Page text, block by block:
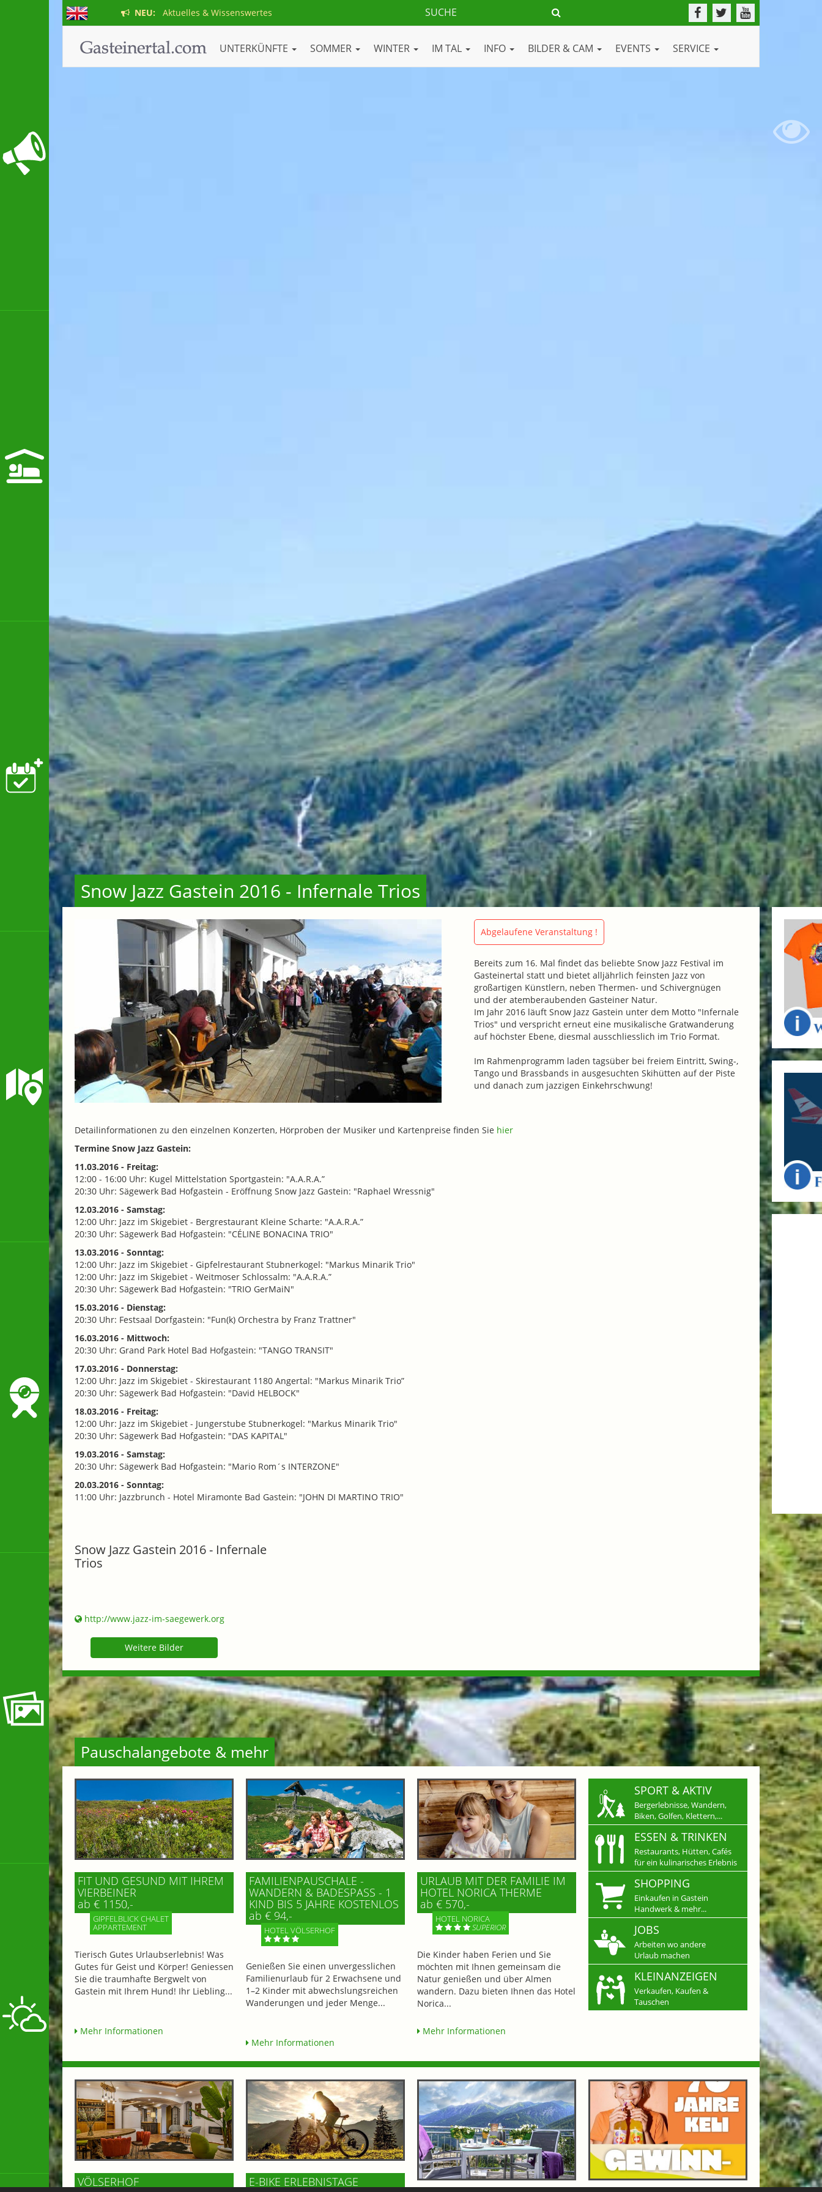
NEU: Aktuelles & Wissenswertes
UNTERKÜNFTE SOMMER WINTER IM TAL INFO BILDER & CAM EVENTS SERVICE
Snow Jazz Gastein 2016 - Infernale Trios
Abgelaufene Veranstaltung !
Bereits zum 16. Mal findet das beliebte Snow Jazz Festival im
Gasteinertal statt und bietet alljährlich feinsten Jazz von
großartigen Künstlern, neben Thermen- und Schivergnügen
und der atemberaubenden Gasteiner Natur.
Im Jahr 2016 läuft Snow Jazz Gastein unter dem Motto "Infernale
Trios" und verspricht erneut eine musikalische Gratwanderung
auf höchster Ebene, diesmal ausschliesslich im Trio Format.
Im Rahmenprogramm laden tagsüber bei freiem Eintritt, Swing-,
Tango und Brassbands in ausgesuchten Skihütten auf der Piste
und danach zum jazzigen Einkehrschwung!
Detailinformationen zu den einzelnen Konzerten, Hörproben der Musiker und Kartenpreise finden Sie hier
Termine Snow Jazz Gastein:
11.03.2016 - Freitag:
12:00 - 16:00 Uhr: Kugel Mittelstation Sportgastein: "A.A.R.A.”
20:30 Uhr: Sägewerk Bad Hofgastein - Eröffnung Snow Jazz Gastein: "Raphael Wressnig"
12.03.2016 - Samstag:
12:00 Uhr: Jazz im Skigebiet - Bergrestaurant Kleine Scharte: "A.A.R.A.”
20:30 Uhr: Sägewerk Bad Hofgastein: "CÉLINE BONACINA TRIO"
13.03.2016 - Sonntag:
12:00 Uhr: Jazz im Skigebiet - Gipfelrestaurant Stubnerkogel: "Markus Minarik Trio"
12:00 Uhr: Jazz im Skigebiet - Weitmoser Schlossalm: "A.A.R.A.”
20:30 Uhr: Sägewerk Bad Hofgastein: "TRIO GerMaiN"
15.03.2016 - Dienstag:
20:30 Uhr: Festsaal Dorfgastein: "Fun(k) Orchestra by Franz Trattner"
16.03.2016 - Mittwoch:
20:30 Uhr: Grand Park Hotel Bad Hofgastein: "TANGO TRANSIT"
17.03.2016 - Donnerstag:
12:00 Uhr: Jazz im Skigebiet - Skirestaurant 1180 Angertal: "Markus Minarik Trio”
20:30 Uhr: Sägewerk Bad Hofgastein: "David HELBOCK"
18.03.2016 - Freitag:
12:00 Uhr: Jazz im Skigebiet - Jungerstube Stubnerkogel: "Markus Minarik Trio"
20:30 Uhr: Sägewerk Bad Hofgastein: "DAS KAPITAL"
19.03.2016 - Samstag:
20:30 Uhr: Sägewerk Bad Hofgastein: "Mario Rom´s INTERZONE"
20.03.2016 - Sonntag:
11:00 Uhr: Jazzbrunch - Hotel Miramonte Bad Gastein: "JOHN DI MARTINO TRIO"
Snow Jazz Gastein 2016 - Infernale
Trios
http://www.jazz-im-saegewerk.org
Weitere Bilder
Pauschalangebote & mehr
FIT UND GESUND MIT IHREM
VIERBEINER
ab € 1150,-
GIPFELBLICK CHALET
APPARTEMENT
Tierisch Gutes Urlaubserlebnis! Was
Gutes für Geist und Körper! Geniessen
Sie die traumhafte Bergwelt von
Gastein mit Ihrem Hund! Ihr Liebling...
Mehr Informationen
FAMILIENPAUSCHALE -
WANDERN & BADESPASS - 1 K
IND BIS 5 JAHRE KOSTENLOS
ab € 94,-
HOTEL VÖLSERHOF
Genießen Sie einen unvergesslichen
Familienurlaub für 2 Erwachsene und
1–2 Kinder mit abwechslungsreichen
Wanderungen und jeder Menge...
Mehr Informationen
URLAUB MIT DER FAMILIE IM
HOTEL NORICA THERME
ab € 570,-
HOTEL NORICA
SUPERIOR
Die Kinder haben Ferien und Sie
möchten mit Ihnen gemeinsam die
Natur genießen und über Almen
wandern. Dazu bieten Ihnen das Hotel
Norica...
Mehr Informationen
SPORT & AKTIV
Bergerlebnisse, Wandern,
Biken, Golfen, Klettern,...
ESSEN & TRINKEN
Restaurants, Hütten, Cafés
für ein kulinarisches Erlebnis
SHOPPING
Einkaufen in Gastein
Handwerk & mehr...
JOBS
Arbeiten wo andere
Urlaub machen
KLEINANZEIGEN
Verkaufen, Kaufen &
Tauschen
VÖLSERHOF E-BIKE ERLEBNISTAGE